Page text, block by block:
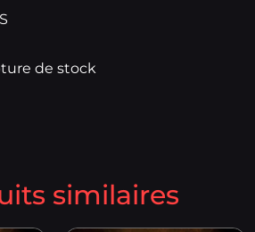
de stock
similaires